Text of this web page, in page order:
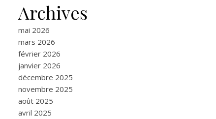
Archives
mai 2026
mars 2026
février 2026
janvier 2026
décembre 2025
novembre 2025
août 2025
avril 2025